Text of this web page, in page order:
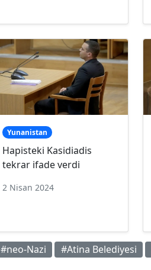
Yunanistan
Hapisteki Kasidiadis
tekrar ifade verdi
2 Nisan 2024
#neo-Nazi #Atina Belediyesi